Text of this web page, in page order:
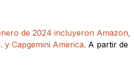
de 2024 incluyeron Amazon,
Capgemini America. A partir de